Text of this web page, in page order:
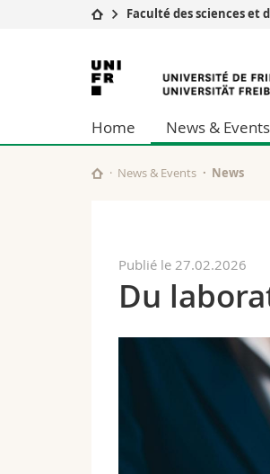
Université
Recherche
Université
Formation continue
Faculté des sciences et
Université
de
Fribourg
Home News & Events
News & Events News
Publié le 27.02.2026
Du